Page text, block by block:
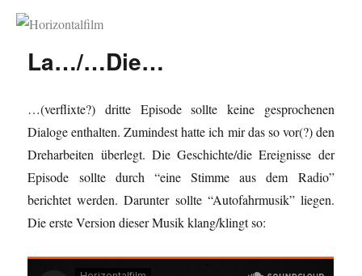
Horizontalfilm
La…/…Die…
…(verflixte?) dritte Episode sollte keine gesprochenen
Dialoge enthalten. Zumindest hatte ich mir das so vor(?) den
Dreharbeiten überlegt. Die Geschichte/die Ereignisse der
Episode sollte durch “eine Stimme aus dem Radio”
berichtet werden. Darunter sollte “Autofahrmusik” liegen.
Die erste Version dieser Musik klang/klingt so: